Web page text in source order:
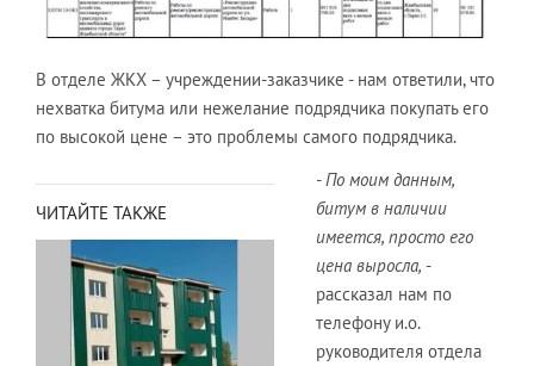
В отделе ЖКХ – учреждении-заказчике - нам ответили, что
нехватка битума или нежелание подрядчика покупать его
по высокой цене – это проблемы самого подрядчика.
ЧИТАЙТЕ ТАКЖЕ
- По моим данным,
битум в наличии
имеется, просто его
цена выросла, -
рассказал нам по
телефону и.о.
руководителя отдела